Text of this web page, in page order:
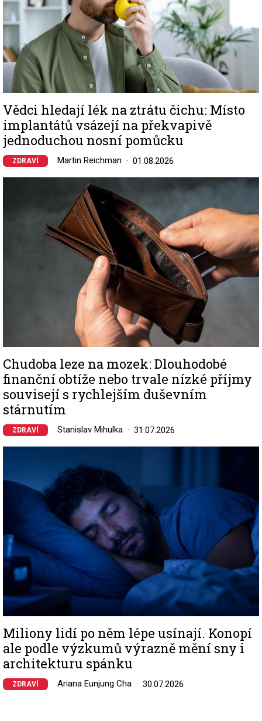
Vědci hledají lék na ztrátu čichu: Místo
implantátů vsázejí na překvapivě
jednoduchou nosní pomůcku
ZDRAVÍ Martin Reichman 01.08.2026
Chudoba leze na mozek: Dlouhodobé
finanční obtíže nebo trvale nízké příjmy
souvisejí s rychlejším duševním
stárnutím
ZDRAVÍ Stanislav Mihulka 31.07.2026
Miliony lidí po něm lépe usínají. Konopí
ale podle výzkumů výrazně mění sny i
architekturu spánku
ZDRAVÍ Ariana Eunjung Cha 30.07.2026